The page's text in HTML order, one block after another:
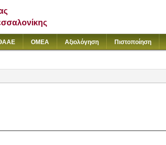
ΟΜΕΑ Αξιολόγηση Πιστοποίηση